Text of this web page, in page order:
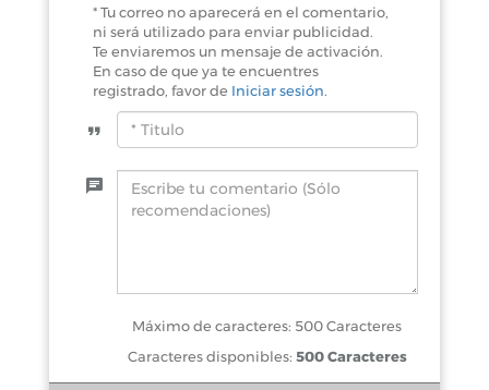
* Tu correo no aparecerá en el comentario,
ni será utilizado para enviar publicidad.
Te enviaremos un mensaje de activación.
En caso de que ya te encuentres
registrado, favor de Iniciar sesión.
Máximo de caracteres: 500 Caracteres
Caracteres disponibles: 500 Caracteres